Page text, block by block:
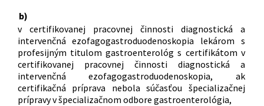
b)
v certifikovanej pracovnej činnosti diagnostická a
intervenčná ezofagogastroduodenoskopia lekárom s
profesijným titulom gastroenterológ s certifikátom v
certifikovanej pracovnej činnosti diagnostická a
intervenčná ezofagogastroduodenoskopia, ak
certifikačná príprava nebola súčasťou špecializačnej
prípravy v špecializačnom odbore gastroenterológia,